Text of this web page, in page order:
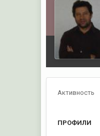
Активность
ПРОФИЛИ